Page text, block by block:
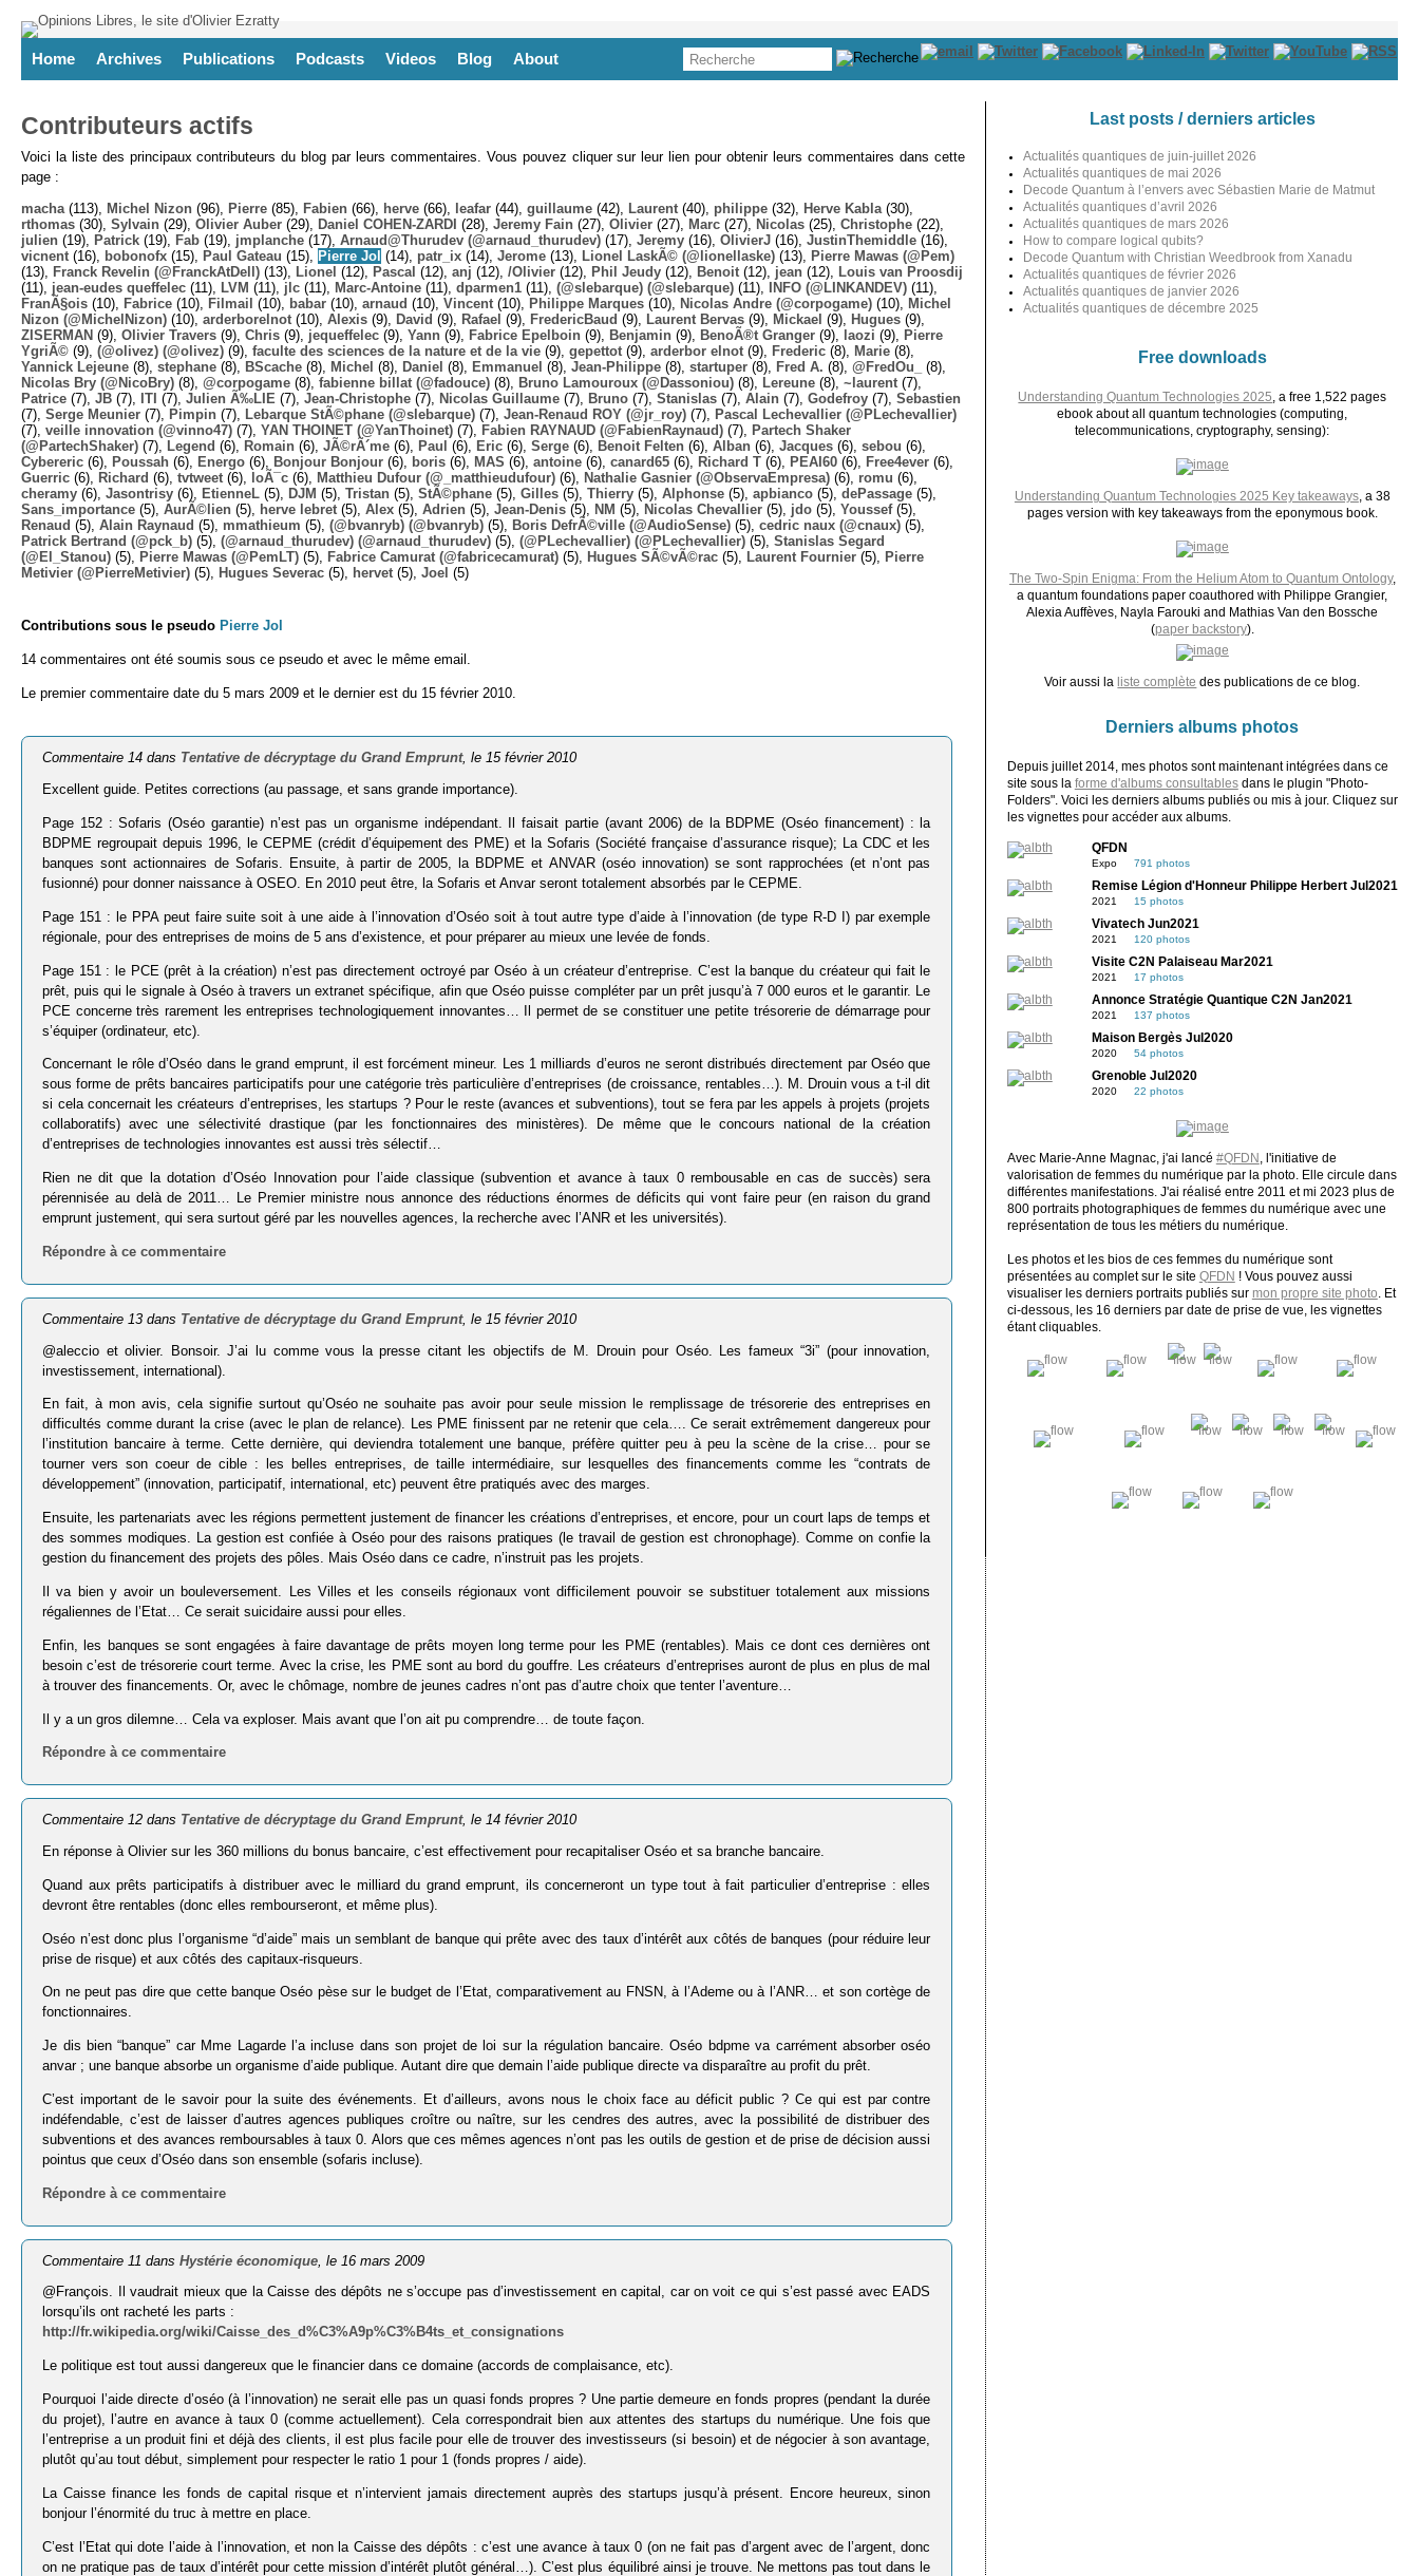
Home Archives Publications Podcasts Videos Blog About
Contributeurs actifs
Voici la liste des principaux contributeurs du blog par leurs commentaires. Vous pouvez cliquer sur leur lien pour obtenir leurs commentaires dans cette
page :
macha (113), Michel Nizon (96), Pierre (85), Fabien (66), herve (66), leafar (44), guillaume (42), Laurent (40), philippe (32), Herve Kabla (30),
rthomas (30), Sylvain (29), Olivier Auber (29), Daniel COHEN-ZARDI (28), Jeremy Fain (27), Olivier (27), Marc (27), Nicolas (25), Christophe (22),
julien (19), Patrick (19), Fab (19), jmplanche (17), Arnaud@Thurudev (@arnaud_thurudev) (17), Jeremy (16), OlivierJ (16), JustinThemiddle (16),
vicnent (16), bobonofx (15), Paul Gateau (15), Pierre Jol (14), patr_ix (14), Jerome (13), Lionel LaskÃ© (@lionellaske) (13),
Pierre Mawas (@Pem)
(13),
Franck Revelin (@FranckAtDell) (13), Lionel (12), Pascal (12), anj (12), /Olivier (12), Phil Jeudy (12), Benoit (12), jean (12),
Louis van Proosdij
(11), jean-eudes queffelec (11), LVM (11), jlc (11), Marc-Antoine (11), dparmen1 (11), (@slebarque) (@slebarque) (11), INFO (@LINKANDEV) (11),
FranÃ§ois (10), Fabrice (10), Filmail (10), babar (10), arnaud (10), Vincent (10), Philippe Marques (10), Nicolas Andre (@corpogame) (10),
Michel
Nizon (@MichelNizon) (10), arderborelnot (10), Alexis (9), David (9), Rafael (9), FredericBaud (9), Laurent Bervas (9), Mickael (9), Hugues (9),
ZISERMAN (9), Olivier Travers (9), Chris (9), jequeffelec (9), Yann (9), Fabrice Epelboin (9), Benjamin (9), BenoÃ®t Granger (9), laozi (9),
Pierre
YgriÃ© (9), (@olivez) (@olivez) (9), faculte des sciences de la nature et de la vie (9), gepettot (9), arderbor elnot (9), Frederic (8), Marie (8),
Yannick Lejeune (8), stephane (8), BScache (8), Michel (8), Daniel (8), Emmanuel (8), Jean-Philippe (8), startuper (8), Fred A. (8), @FredOu_
(8),
Nicolas Bry (@NicoBry) (8), @corpogame (8), fabienne billat (@fadouce) (8), Bruno Lamouroux (@Dassoniou) (8), Lereune (8), ~laurent (7),
Patrice (7), JB (7), ITI (7), Julien Ã‰LIE (7), Jean-Christophe (7), Nicolas Guillaume (7), Bruno (7), Stanislas (7), Alain (7), Godefroy (7), Sebastien
(7), Serge Meunier (7), Pimpin (7), Lebarque StÃ©phane (@slebarque) (7), Jean-Renaud ROY (@jr_roy) (7),
Pascal Lechevallier (@PLechevallier)
(7), veille innovation (@vinno47) (7), YAN THOINET (@YanThoinet) (7), Fabien RAYNAUD (@FabienRaynaud) (7),
Partech Shaker
(@PartechShaker) (7), Legend (6), Romain (6), JÃ©rÃ´me (6), Paul (6), Eric (6), Serge (6), Benoit Felten (6), Alban (6), Jacques (6), sebou (6),
Cybereric (6), Poussah (6), Energo (6), Bonjour Bonjour (6), boris (6), MAS (6), antoine (6), canard65 (6), Richard T (6), PEAI60 (6), Free4ever (6),
Guerric (6), Richard (6), tvtweet (6), loÃ¯c (6), Matthieu Dufour (@_matthieudufour) (6), Nathalie Gasnier (@ObservaEmpresa) (6), romu (6),
cheramy (6), Jasontrisy (6), EtienneL (5), DJM (5), Tristan (5), StÃ©phane (5), Gilles (5), Thierry (5), Alphonse (5), apbianco (5), dePassage (5),
Sans_importance (5), AurÃ©lien (5), herve lebret (5), Alex (5), Adrien (5), Jean-Denis (5), NM (5), Nicolas Chevallier (5), jdo (5), Youssef(5),
Renaud (5), Alain Raynaud (5), mmathieum (5), (@bvanryb) (@bvanryb) (5), Boris DefrÃ©ville (@AudioSense) (5), cedric naux (@cnaux) (5),
Patrick Bertrand (@pck_b) (5), (@arnaud_thurudev) (@arnaud_thurudev) (5), (@PLechevallier) (@PLechevallier) (5), Stanislas Segard
(@El_Stanou) (5), Pierre Mawas (@PemLT) (5), Fabrice Camurat (@fabricecamurat) (5), Hugues SÃ©vÃ©rac (5), Laurent Fournier (5),
Pierre
Metivier (@PierreMetivier) (5), Hugues Severac (5), hervet (5), Joel (5)
Contributions sous le pseudo Pierre Jol
14 commentaires ont été soumis sous ce pseudo et avec le même email.
Le premier commentaire date du 5 mars 2009 et le dernier est du 15 février 2010.
Commentaire 14 dans Tentative de décryptage du Grand Emprunt, le 15 février 2010
Excellent guide. Petites corrections (au passage, et sans grande importance).
Page 152 : Sofaris (Oséo garantie) n’est pas un organisme indépendant. Il faisait partie (avant 2006) de la BDPME (Oséo financement) : la
BDPME regroupait depuis 1996, le CEPME (crédit d’équipement des PME) et la Sofaris (Société française d’assurance risque); La CDC et les
banques sont actionnaires de Sofaris. Ensuite, à partir de 2005, la BDPME et ANVAR (oséo innovation) se sont rapprochées (et n’ont pas
fusionné) pour donner naissance à OSEO. En 2010 peut être, la Sofaris et Anvar seront totalement absorbés par le CEPME.
Page 151 : le PPA peut faire suite soit à une aide à l’innovation d’Oséo soit à tout autre type d’aide à l’innovation (de type R-D I) par exemple
régionale, pour des entreprises de moins de 5 ans d’existence, et pour préparer au mieux une levée de fonds.
Page 151 : le PCE (prêt à la création) n’est pas directement octroyé par Oséo à un créateur d’entreprise. C’est la banque du créateur qui fait le
prêt, puis qui le signale à Oséo à travers un extranet spécifique, afin que Oséo puisse compléter par un prêt jusqu’à 7 000 euros et le garantir. Le
PCE concerne très rarement les entreprises technologiquement innovantes… Il permet de se constituer une petite trésorerie de démarrage pour
s’équiper (ordinateur, etc).
Concernant le rôle d’Oséo dans le grand emprunt, il est forcément mineur. Les 1 milliards d’euros ne seront distribués directement par Oséo que
sous forme de prêts bancaires participatifs pour une catégorie très particulière d’entreprises (de croissance, rentables…). M. Drouin vous a t-il dit
si cela concernait les créateurs d’entreprises, les startups ? Pour le reste (avances et subventions), tout se fera par les appels à projets (projets
collaboratifs) avec une sélectivité drastique (par les fonctionnaires des ministères). De même que le concours national de la création
d’entreprises de technologies innovantes est aussi très sélectif…
Rien ne dit que la dotation d’Oséo Innovation pour l’aide classique (subvention et avance à taux 0 rembousable en cas de succès) sera
pérennisée au delà de 2011… Le Premier ministre nous annonce des réductions énormes de déficits qui vont faire peur (en raison du grand
emprunt justement, qui sera surtout géré par les nouvelles agences, la recherche avec l’ANR et les universités).
Répondre à ce commentaire
Commentaire 13 dans Tentative de décryptage du Grand Emprunt, le 15 février 2010
@aleccio et olivier. Bonsoir. J’ai lu comme vous la presse citant les objectifs de M. Drouin pour Oséo. Les fameux “3i” (pour innovation,
investissement, international).
En fait, à mon avis, cela signifie surtout qu’Oséo ne souhaite pas avoir pour seule mission le remplissage de trésorerie des entreprises en
difficultés comme durant la crise (avec le plan de relance). Les PME finissent par ne retenir que cela…. Ce serait extrêmement dangereux pour
l’institution bancaire à terme. Cette dernière, qui deviendra totalement une banque, préfère quitter peu à peu la scène de la crise… pour se
tourner vers son coeur de cible : les belles entreprises, de taille intermédiaire, sur lesquelles des financements comme les “contrats de
développement” (innovation, participatif, international, etc) peuvent être pratiqués avec des marges.
Ensuite, les partenariats avec les régions permettent justement de financer les créations d’entreprises, et encore, pour un court laps de temps et
des sommes modiques. La gestion est confiée à Oséo pour des raisons pratiques (le travail de gestion est chronophage). Comme on confie la
gestion du financement des projets des pôles. Mais Oséo dans ce cadre, n’instruit pas les projets.
Il va bien y avoir un bouleversement. Les Villes et les conseils régionaux vont difficilement pouvoir se substituer totalement aux missions
régaliennes de l’Etat… Ce serait suicidaire aussi pour elles.
Enfin, les banques se sont engagées à faire davantage de prêts moyen long terme pour les PME (rentables). Mais ce dont ces dernières ont
besoin c’est de trésorerie court terme. Avec la crise, les PME sont au bord du gouffre. Les créateurs d’entreprises auront de plus en plus de mal
à trouver des financements. Or, avec le chômage, nombre de jeunes cadres n’ont pas d’autre choix que tenter l’aventure…
Il y a un gros dilemne… Cela va exploser. Mais avant que l’on ait pu comprendre… de toute façon.
Répondre à ce commentaire
Commentaire 12 dans Tentative de décryptage du Grand Emprunt, le 14 février 2010
En réponse à Olivier sur les 360 millions du bonus bancaire, c’est effectivement pour recapitaliser Oséo et sa branche bancaire.
Quand aux prêts participatifs à distribuer avec le milliard du grand emprunt, ils concerneront un type tout à fait particulier d’entreprise : elles
devront être rentables (donc elles rembourseront, et même plus).
Oséo n’est donc plus l’organisme “d’aide” mais un semblant de banque qui prête avec des taux d’intérêt aux côtés de banques (pour réduire leur
prise de risque) et aux côtés des capitaux-risqueurs.
On ne peut pas dire que cette banque Oséo pèse sur le budget de l’Etat, comparativement au FNSN, à l’Ademe ou à l’ANR… et son cortège de
fonctionnaires.
Je dis bien “banque” car Mme Lagarde l’a incluse dans son projet de loi sur la régulation bancaire. Oséo bdpme va carrément absorber oséo
anvar ; une banque absorbe un organisme d’aide publique. Autant dire que demain l’aide publique directe va disparaître au profit du prêt.
C’est important de le savoir pour la suite des événements. Et d’ailleurs, avons nous le choix face au déficit public ? Ce qui est par contre
indéfendable, c’est de laisser d’autres agences publiques croître ou naître, sur les cendres des autres, avec la possibilité de distribuer des
subventions et des avances remboursables à taux 0. Alors que ces mêmes agences n’ont pas les outils de gestion et de prise de décision aussi
pointus que ceux d’Oséo dans son ensemble (sofaris incluse).
Répondre à ce commentaire
Commentaire 11 dansHystérie économique , le 16 mars 2009
@François. Il vaudrait mieux que la Caisse des dépôts ne s’occupe pas d’investissement en capital, car on voit ce qui s’est passé avec EADS
lorsqu’ils ont racheté les parts :
http://fr.wikipedia.org/wiki/Caisse_des_d%C3%A9p%C3%B4ts_et_consignations
Le politique est tout aussi dangereux que le financier dans ce domaine (accords de complaisance, etc).
Pourquoi l’aide directe d’oséo (à l’innovation) ne serait elle pas un quasi fonds propres ? Une partie demeure en fonds propres (pendant la durée
du projet), l’autre en avance à taux 0 (comme actuellement). Cela correspondrait bien aux attentes des startups du numérique. Une fois que
l’entreprise a un produit fini et déjà des clients, il est plus facile pour elle de trouver des investisseurs (si besoin) et de négocier à son avantage,
plutôt qu’au tout début, simplement pour respecter le ratio 1 pour 1 (fonds propres / aide).
La Caisse finance les fonds de capital risque et n’intervient jamais directement auprès des startups jusqu’à présent. Encore heureux, sinon
bonjour l’énormité du truc à mettre en place.
C’est l’Etat qui dote l’aide à l’innovation, et non la Caisse des dépôts : c’est une avance à taux 0 (on ne fait pas d’argent avec de l’argent, donc
on ne pratique pas de taux d’intérêt pour cette mission d’intérêt plutôt général…). C’est plus équilibré ainsi je trouve. Ne mettons pas tout dans le
Last posts / derniers articles
Actualités quantiques de juin-juillet 2026
Actualités quantiques de mai 2026
Decode Quantum à l’envers avec Sébastien Marie de Matmut
Actualités quantiques d’avril 2026
Actualités quantiques de mars 2026
How to compare logical qubits?
Decode Quantum with Christian Weedbrook from Xanadu
Actualités quantiques de février 2026
Actualités quantiques de janvier 2026
Actualités quantiques de décembre 2025
Free downloads
Understanding Quantum Technologies 2025 , a free 1,522 pages
ebook about all quantum technologies (computing,
telecommunications, cryptography, sensing):
Understanding Quantum Technologies 2025 Key takeaways, a 38
pages version with key takeaways from the eponymous book.
The Two-Spin Enigma: From the Helium Atom to Quantum Ontology,
a quantum foundations paper coauthored with Philippe Grangier,
Alexia Auffèves, Nayla Farouki and Mathias Van den Bossche
(paper backstory).
Voir aussi la liste complète des publications de ce blog.
Derniers albums photos
Depuis juillet 2014, mes photos sont maintenant intégrées dans ce
site sous la forme d'albums consultablesdans le plugin "Photo-
Folders". Voici les derniers albums publiés ou mis à jour. Cliquez sur
les vignettes pour accéder aux albums.
QFDN
Expo 791 photos
Remise Légion d'Honneur Philippe Herbert Jul2021
2021 15 photos
Vivatech Jun2021
2021 120 photos
Visite C2N Palaiseau Mar2021
2021 17 photos
Annonce Stratégie Quantique C2N Jan2021
2021 137 photos
Maison Bergès Jul2020
2020 54 photos
Grenoble Jul2020
2020 22 photos
Avec Marie-Anne Magnac, j'ai lancé #QFDN
, l'initiative de
valorisation de femmes du numérique par la photo. Elle circule dans
différentes manifestations. J'ai réalisé entre 2011 et mi 2023 plus de
800 portraits photographiques de femmes du numérique avec une
représentation de tous les métiers du numérique.
Les photos et les bios de ces femmes du numérique sont
présentées au complet sur le site QFDN ! Vous pouvez aussi
visualiser les derniers portraits publiés sur mon propre site photo . Et
ci-dessous, les 16 derniers par date de prise de vue, les vignettes
étant cliquables.